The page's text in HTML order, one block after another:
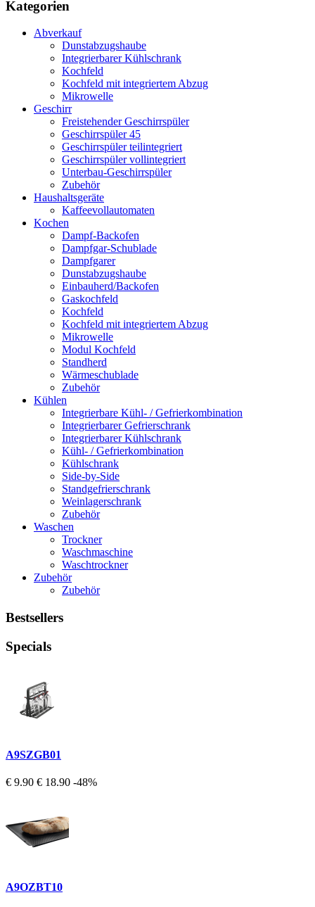
Kategorien
Abverkauf
Dunstabzugshaube
Integrierbarer Kühlschrank
Kochfeld
Kochfeld mit integriertem Abzug
Mikrowelle
Geschirr
Freistehender Geschirrspüler
Geschirrspüler 45
Geschirrspüler teilintegriert
Geschirrspüler vollintegriert
Unterbau-Geschirrspüler
Zubehör
Haushaltsgeräte
Kaffeevollautomaten
Kochen
Dampf-Backofen
Dampfgar-Schublade
Dampfgarer
Dunstabzugshaube
Einbauherd/Backofen
Gaskochfeld
Kochfeld
Kochfeld mit integriertem Abzug
Mikrowelle
Modul Kochfeld
Standherd
Wärmeschublade
Zubehör
Kühlen
Integrierbare Kühl- / Gefrierkombination
Integrierbarer Gefrierschrank
Integrierbarer Kühlschrank
Kühl- / Gefrierkombination
Kühlschrank
Side-by-Side
Standgefrierschrank
Weinlagerschrank
Zubehör
Waschen
Trockner
Waschmaschine
Waschtrockner
Zubehör
Zubehör
Bestsellers
Specials
A9SZGB01
€ 9.90 € 18.90 -48%
A9OZBT10